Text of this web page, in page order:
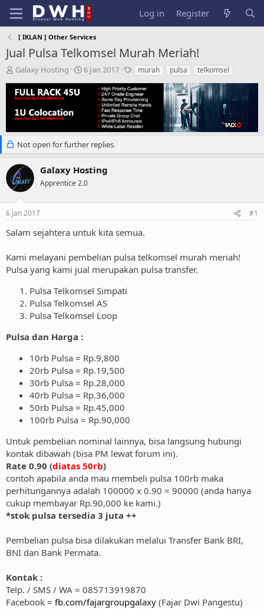
Log in Register
[ IKLAN ] Other Services
Jual Pulsa Telkomsel Murah Meriah!
T
r
e
a
d
s
a
r
t
e
Galaxy Hosting
S
a
t
e
6 Jan 2017
T
g
s
murah pulsa telkomsel
Not open for further replies.
Galaxy Hosting
Apprentice 2.0
6 Jan 2017 #1
Salam sejahtera untuk kita semua.
Kami melayani pembelian pulsa telkomsel murah meriah!
Pulsa yang kami jual merupakan pulsa transfer.
Pulsa Telkomsel Simpati
Pulsa Telkomsel AS
Pulsa Telkomsel Loop
Pulsa dan Harga :
10rb Pulsa = Rp.9,800
20rb Pulsa = Rp.19,500
30rb Pulsa = Rp.28,000
40rb Pulsa = Rp.36,000
50rb Pulsa = Rp.45,000
100rb Pulsa = Rp.90,000
Untuk pembelian nominal lainnya, bisa langsung hubungi
kontak dibawah (bisa PM lewat forum ini).
Rate 0.90 (diatas 50rb)
contoh apabila anda mau membeli pulsa 100rb maka
perhitungannya adalah 100000 x 0.90 = 90000 (anda hanya
cukup membayar Rp.90,000 ke kami.)
*stok pulsa tersedia 3 juta ++
Pembelian pulsa bisa dilakukan melalui Transfer Bank BRI,
BNI dan Bank Permata.
Kontak :
Telp. / SMS / WA = 085713919870
Facebook = fb.com/fajargroupgalaxy (Fajar Dwi Pangestu)